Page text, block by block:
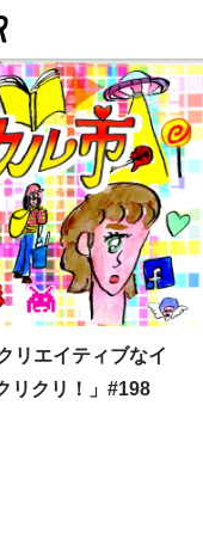
リエイティブなイ
リクリ！」#198